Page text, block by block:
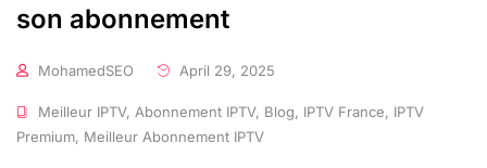
son abonnement
MohamedSEO April 29, 2025
Meilleur IPTV, Abonnement IPTV, Blog, IPTV France, IPTV
Premium, Meilleur Abonnement IPTV